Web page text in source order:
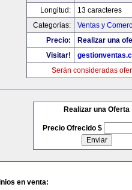
Longitud:
13 caracteres
Categorias:
Ventas y
Precio:
Realizar una
Visitar!
Serán consideradas
Realizar una Oferta
Precio Ofrecido $
en venta: